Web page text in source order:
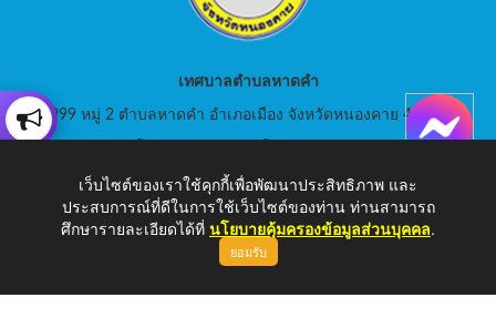
เทศบาลตำบลหาดคำ
999 หมู่ 2 ตำบลหาดคำ อำเภอเมือง จังหวัดหนองคาย 43000
E-Mail: saraban_05430105@dla.go.th
เว็บไซต์ของเราใช้คุกกี้เพื่อพัฒนาประสิทธิภาพ และ
ประสบการณ์ที่ดีในการใช้เว็บไซต์ของท่าน ท่านสามารถ
ศึกษารายละเอียดได้ที่ นโยบายคุ้มครองข้อมูลส่วนบุคคล.
ยอมรับ